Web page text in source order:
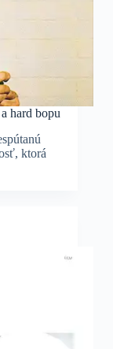
hard bopu
ktorá